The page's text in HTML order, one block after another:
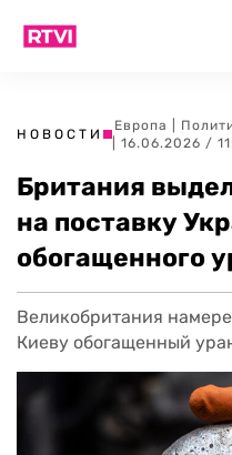
НОВОСТИ
Европа
| 16.06.2026 /
Британия
на поставку
обогащенного
Великобритания
Киеву обогащенный